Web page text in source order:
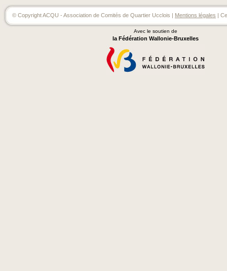
© Copyright ACQU - Association de Comités de Quartier Ucclois | Mentions légales |
Avec le soutien de
la Fédération Wallonie-Bruxelles